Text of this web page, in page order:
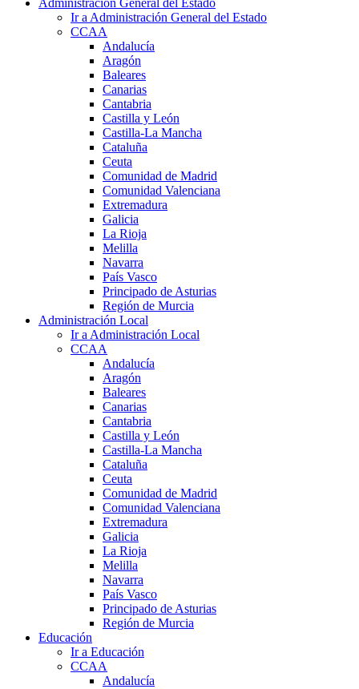
Ir a Administración General del Estado
CCAA
Andalucía
Aragón
Baleares
Canarias
Cantabria
Castilla y León
Castilla-La Mancha
Cataluña
Ceuta
Comunidad de Madrid
Comunidad Valenciana
Extremadura
Galicia
La Rioja
Melilla
Navarra
País Vasco
Principado de Asturias
Región de Murcia
Administración Local
Ir a Administración Local
CCAA
Andalucía
Aragón
Baleares
Canarias
Cantabria
Castilla y León
Castilla-La Mancha
Cataluña
Ceuta
Comunidad de Madrid
Comunidad Valenciana
Extremadura
Galicia
La Rioja
Melilla
Navarra
País Vasco
Principado de Asturias
Región de Murcia
Educación
Ir a Educación
CCAA
Andalucía